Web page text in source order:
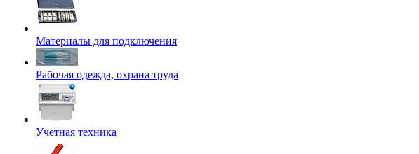
Материалы для подключения
Рабочая одежда, охрана труда
Учетная техника